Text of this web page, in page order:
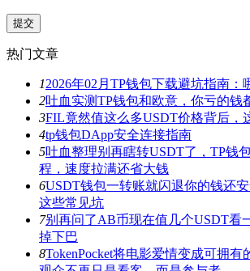
热门文章
12026年02月TP钱包下载避坑指南：
2吐血实测TP钱包和欧意，你亏的钱
3FIL竟然值这么多USDT价格背后，
4tp钱包DApp安全连接指南
5吐血整理别再瞎转USDT了，TP钱
程，速度拉满还省大钱
6USDT钱包一转账就闪退你的钱还
这些常见坑
7别再问了AB币现在值几个USDT看
掉下巴
8TokenPocket将电影爱情变成可拥有